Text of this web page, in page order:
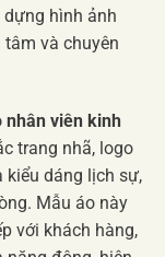
hình ảnh
và chuyên
nhân viên kinh
trang nhã, logo
kiểu dáng lịch sự,
Mẫu áo này
với khách hàng,